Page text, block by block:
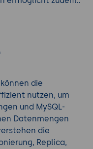
Kurs
die
nutzen, um
und MySQL-
Datenmengen
die
Replica,